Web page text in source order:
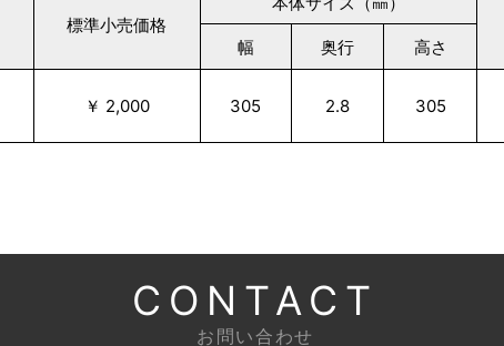
標準小売価格
￥ 2,000
幅 奥行 高さ
305 2.8 305
CONTACT
お問い合わせ